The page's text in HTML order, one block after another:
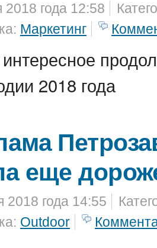
2018 года 12:58
Маркетинг
2018 года
еще
2018 года 14:55
Outdoor